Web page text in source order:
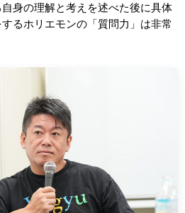
身の理解と考えを述べた後に具体
るホリエモンの「質問力」は非常